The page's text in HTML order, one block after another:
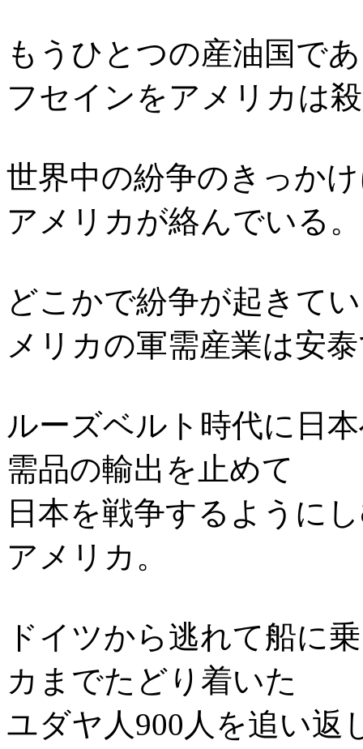
もうひとつの産油国で
フセインをアメリカは
世界中の紛争のきっか
アメリカが絡んでいる。
どこかで紛争が起きて
メリカの軍需産業は安
ルーズベルト時代に日
需品の輸出を止めて
日本を戦争するように
アメリカ。
ドイツから逃れて船に
カまでたどり着いた
ユダヤ人900人を追い返